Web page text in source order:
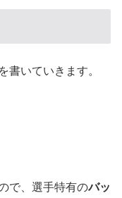
書いていきます。
で、選手特有のバッ